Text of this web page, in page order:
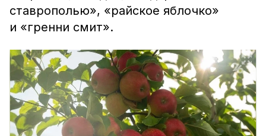
ставрополью», «райское яблочко»
и «гренни смит».